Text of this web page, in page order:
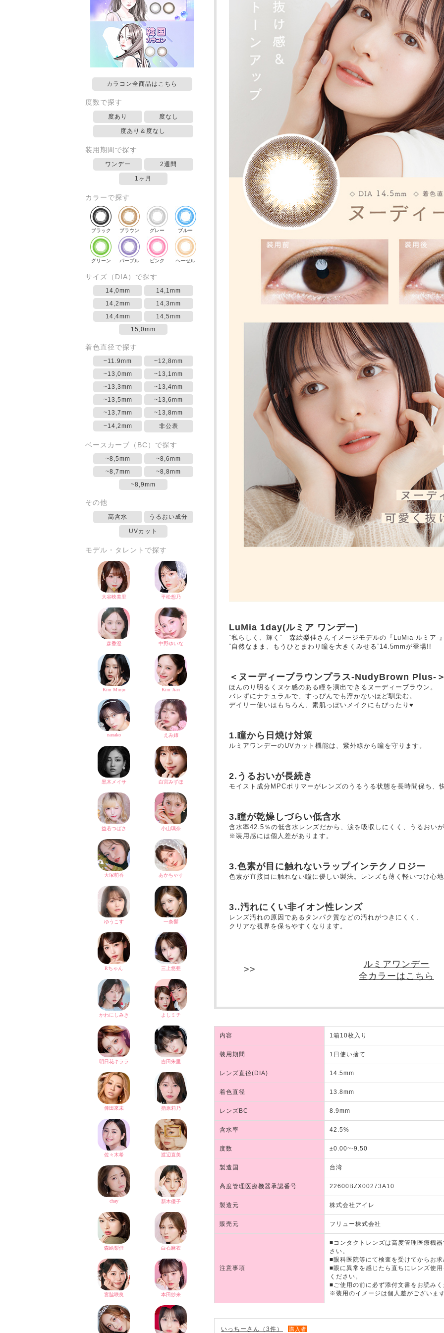
カラコン全商品はこちら
度数で探す
度あり 度なし
度あり＆度なし
装用期間で探す
ワンデー 2週間
1ヶ月
カラーで探す
ブラック ブラウン グレー ブルー
グリーン パープル ピンク ヘーゼル
サイズ（DIA）で探す
14,0mm
14,1mm
14,2mm
14,3mm
14,4mm
14,5mm
15,0mm
着色直径で探す
~11.9mm
~12,8mm
~13,0mm
~13,1mm
~13,3mm
~13,4mm
~13,5mm
~13,6mm
~13,7mm
~13,8mm
~14,2mm
非公表
ベースカーブ（BC）で探す
~8,5mm
~8,6mm
~8,7mm
~8,8mm
~8,9mm
その他
高含水 うるおい成分
UVカット
モデル・タレントで探す
LuMia 1day(ルミア ワンデー)
“私らしく、輝く” 森絵梨佳さんイメージモデルの『LuMia-ルミア-
“自然なまま、もうひとまわり瞳を大きくみせる”14.5mmが登場!!
＜ヌーディーブラウンプラス-NudyBrown Plus-
ほんのり明るくヌケ感のある瞳を演出できるヌーディーブラウン。
バレずにナチュラルで、すっぴんでも浮かないほど馴染む。
デイリー使いはもちろん、素肌っぽいメイクにもぴったり♥
1.瞳から日焼け対策
ルミアワンデーのUVカット機能は、紫外線から瞳を守ります。
2.うるおいが長続き
モイスト成分MPCポリマーがレンズのうるうる状態を長時間保ち、
3.瞳が乾燥しづらい低含水
含水率42.5％の低含水レンズだから、涙を吸収しにくく、うるおい
※装用感には個人差があります。
3.色素が目に触れないラップインテクノロジー
色素が直接目に触れない瞳に優しい製法。レンズも薄く軽いつけ心
3..汚れにくい非イオン性レンズ
レンズ汚れの原因であるタンパク質などの汚れがつきにくく、
クリアな視界を保ちやすくなります。
ルミアワンデー
全カラーはこちら
内容 1箱10枚入り
装用期間 1日使い捨て
レンズ直径(DIA) 14.5mm
着色直径 13.8mm
レンズBC 8.9mm
含水率 42.5%
度数 ±0.00~-9.50
製造国 台湾
高度管理医療機器承認番号 22600BZX00273A10
製造元 株式会社アイレ
販売元 フリュー株式会社
注意事項
■コンタクトレンズは高度管理医療機
さい。
■眼科医院等にて検査を受けてからお
■眼に異常を感じたら直ちにレンズ使
ください。
■ご使用の前に必ず添付文書をお読み
※装用のイメージは個人差がございま
いっちーさん（3件） 購入者